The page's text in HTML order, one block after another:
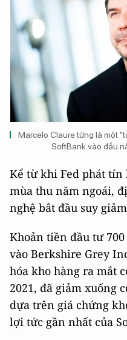
Marcelo Claure từng là một
SoftBank vào đầu
Kể từ khi Fed phát tín
mùa thu năm ngoái,
nghệ bắt đầu suy
Khoản tiền đầu tư
vào Berkshire Grey
hóa kho hàng ra mắt
2021, đã giảm xuống
dựa trên giá chứng
lợi tức gần nhất của